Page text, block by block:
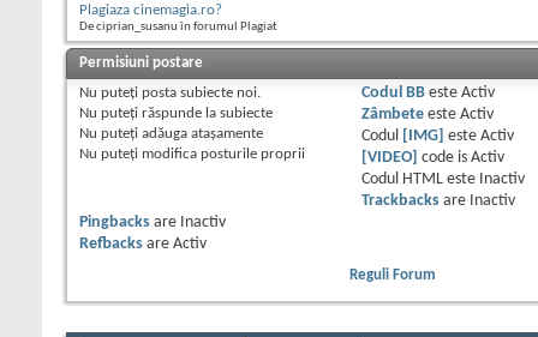
Plagiaza cinemagia.ro?
De ciprian_susanu în forumul Plagiat
Permisiuni postare
Nu puteţi posta subiecte noi.
Nu puteţi răspunde la subiecte
Nu puteţi adăuga ataşamente
Nu puteţi modifica posturile proprii
Codul BBeste Activ
Zâmbeteeste Activ
Codul
[IMG] este Activ
[VIDEO] code is Activ
Codul HTML este
Inactiv
Trackbacksare
Inactiv
Pingbacks are
Inactiv
Refbacks are Activ
Reguli Forum